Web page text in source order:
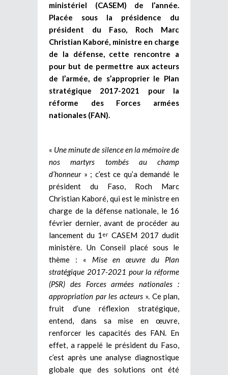
ministériel (CASEM) de l’année.
Placée sous la présidence du
président du Faso, Roch Marc
Christian Kaboré, ministre en charge
de la défense, cette rencontre a
pour but de permettre aux acteurs
de l’armée, de s’approprier le Plan
stratégique 2017-2021 pour la
réforme des Forces armées
nationales (FAN).
« Une minute de silence en la mémoire de
nos martyrs tombés au champ
d’honneur» ; c’est ce qu’a demandé le
président du Faso, Roch Marc
Christian Kaboré, qui est le ministre en
charge de la défense nationale, le 16
février dernier, avant de procéder au
lancement du 1 er CASEM 2017 dudit
ministère. Un Conseil placé sous le
thème : « Mise en œuvre du Plan
stratégique 2017-2021 pour la réforme
(PSR) des Forces armées nationales :
appropriation par les acteurs ». Ce plan,
fruit d’une réflexion stratégique,
entend, dans sa mise en œuvre,
renforcer les capacités des FAN. En
effet, a rappelé le président du Faso,
c’est après une analyse diagnostique
globale que des solutions ont été